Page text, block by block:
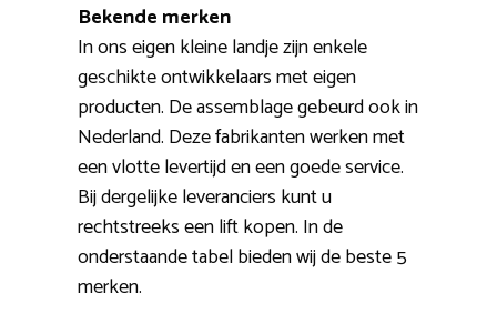
Bekende merken
In ons eigen kleine landje zijn enkele
geschikte ontwikkelaars met eigen
producten. De assemblage gebeurd ook in
Nederland. Deze fabrikanten werken met
een vlotte levertijd en een goede service.
Bij dergelijke leveranciers kunt u
rechtstreeks een lift kopen. In de
onderstaande tabel bieden wij de beste 5
merken.